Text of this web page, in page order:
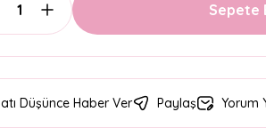
Sepete
Düşünce Haber Ver Paylaş Yorum